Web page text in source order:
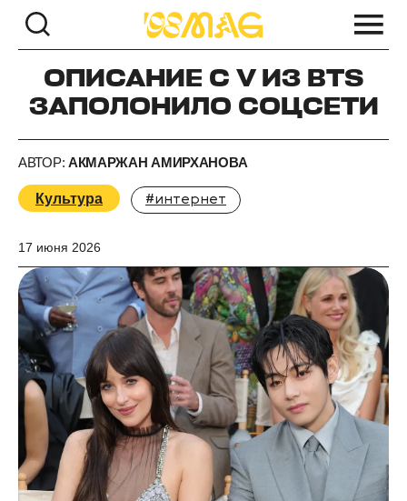
ОПИСАНИЕ С V ИЗ BTS
ЗАПОЛОНИЛО СОЦСЕТИ
АВТОР: АКМАРЖАН АМИРХАНОВА
Культура #интернет
17 июня 2026